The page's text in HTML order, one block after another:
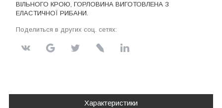
ВІЛЬНОГО КРОЮ, ГОРЛОВИНА ВИГОТОВЛЕНА З
ЕЛАСТИЧНОЇ РИБАНИ.
Поделиться в других соц. сетях:
Характеристики